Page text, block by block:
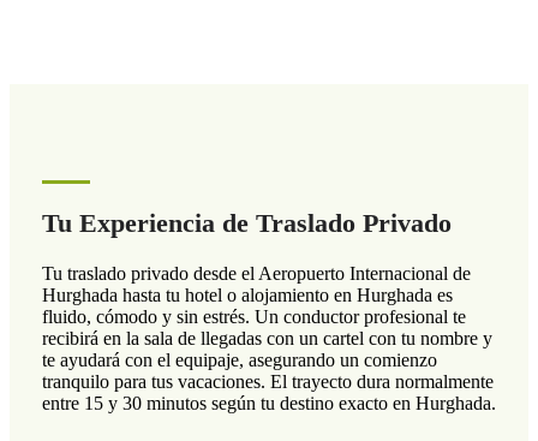
Tu Experiencia de Traslado Privado
Tu traslado privado desde el Aeropuerto Internacional de
Hurghada hasta tu hotel o alojamiento en Hurghada es
fluido, cómodo y sin estrés. Un conductor profesional te
recibirá en la sala de llegadas con un cartel con tu nombre y
te ayudará con el equipaje, asegurando un comienzo
tranquilo para tus vacaciones. El trayecto dura normalmente
entre 15 y 30 minutos según tu destino exacto en Hurghada.